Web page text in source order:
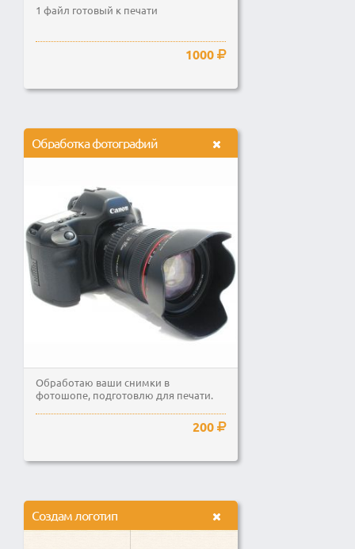
1 файл готовый к печати
1000
Обработка фотографий
Обработаю ваши снимки в
фотошопе, подготовлю для печати.
200
Создам логотип